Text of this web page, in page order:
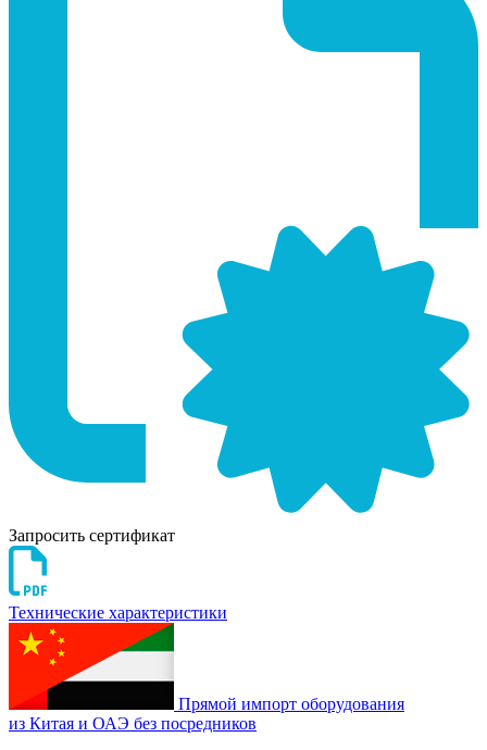
Запросить сертификат
Технические характеристики
Прямой импорт оборудования
из Китая и ОАЭ без посредников